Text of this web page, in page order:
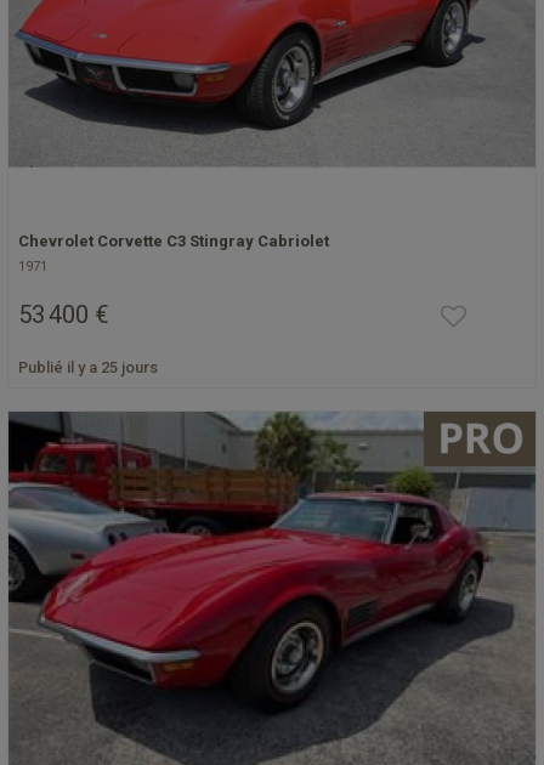
Chevrolet Corvette C3 Stingray Cabriolet
1971
53 400 €
Publié il y a 25 jours